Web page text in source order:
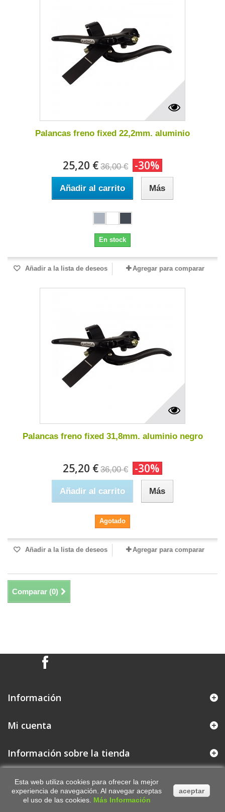
Esta web utiliza cookies para ofrecer la mejor
experiencia de navegación. Al navegar aceptas
el uso de las cookies. Más Información
aceptar
Palancas freno fixed 22,2mm. aluminio
25,20 € 36,00 € -30%
Añadir al carrito Más
En stock
Añadir a la lista de deseos Agregar para comparar
Palancas freno fixed 31,8mm. aluminio negro
25,20 € 36,00 € -30%
Añadir al carrito Más
Agotado
Añadir a la lista de deseos Agregar para comparar
Comparar (0)
Información
© 2014Tienda Online creada por Francisco Ruano
Mi cuenta
Información sobre la tienda